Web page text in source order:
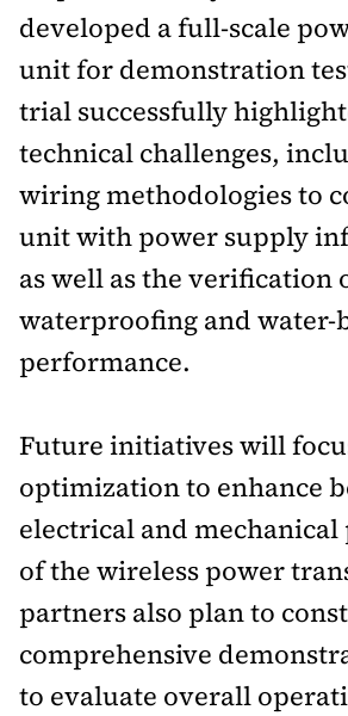
Tổng biên tập: Nguyễn Thị Hồng Nga
Phó Tổng biên tập:
Nguyễn Sơn
Nguyễn Đức Thắng, La Đức Hùng
0901 514 799
Quảng cáo và Phát
0915 057 282
Email:bandoc@baoxaydung.vn
Cấm sao chép dưới mọi hình thức
chấp thuận bằng văn bản.
Thông tin tòa
soạn
developed a full-scale
unit for demonstration
trial successfully
technical challenges,
wiring methodologies to
unit with power supply
as well as the verification
waterproofing and water-
performance.
Future initiatives will
optimization to enhance
electrical and
of the wireless power
partners also plan to
comprehensive
to evaluate overall